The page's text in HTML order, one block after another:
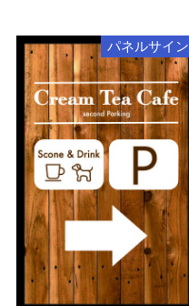
パネルサイン